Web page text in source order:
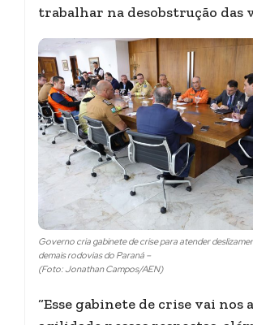
trabalhar na desobstrução das
Governo cria gabinete de crise para atender
demais rodovias do Paraná –
(Foto: Jonathan Campos/AEN)
“Esse gabinete de crise vai nos